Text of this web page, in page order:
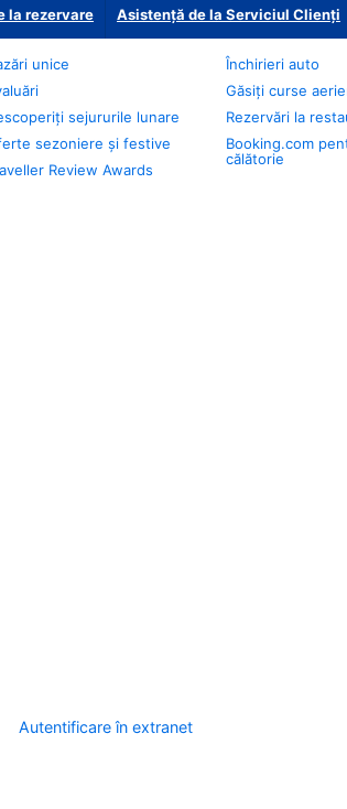
la rezervare Asistență de la Serviciul Clienți
unice
sejururile lunare
sezoniere și festive
Review Awards
Închirieri auto
Găsiți curse
Rezervări la
Booking.com
călătorie
Autentificare în extranet